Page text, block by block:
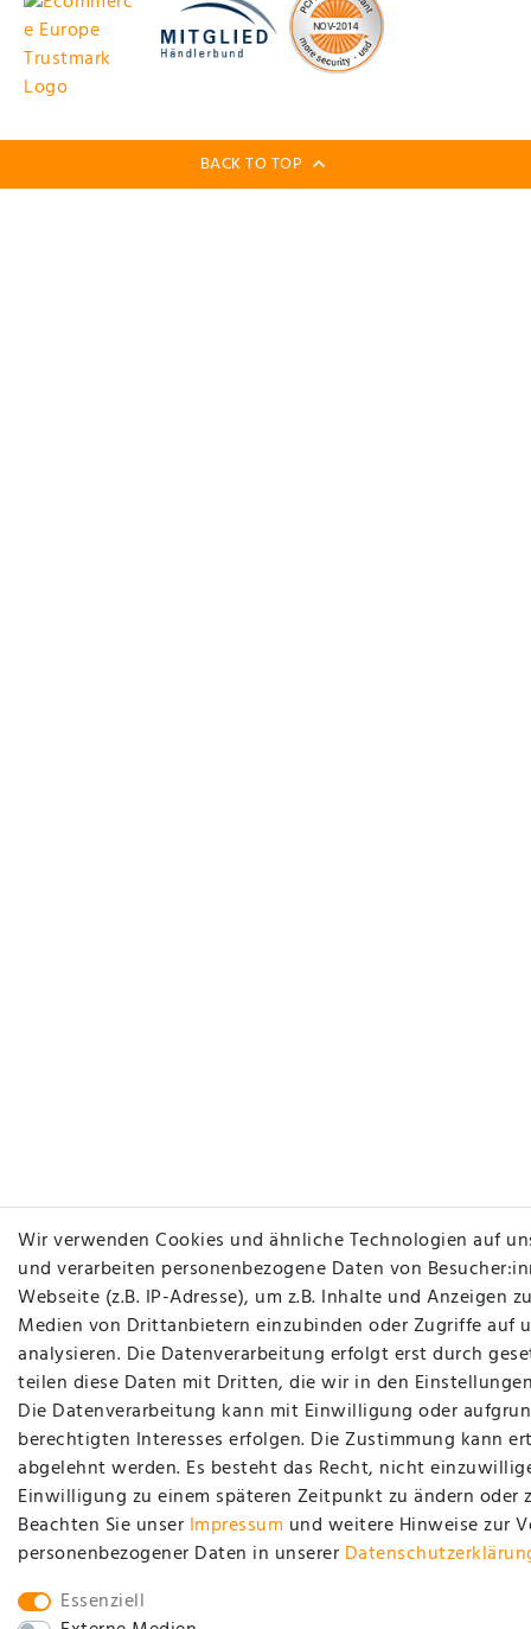
Wir verwenden Cookies und ähnliche Technologien auf
und verarbeiten personenbezogene Daten von
Webseite (z.B. IP-Adresse), um z.B. Inhalte und Anzeigen
Medien von Drittanbietern einzubinden oder Zugriffe auf
analysieren. Die Datenverarbeitung erfolgt erst durch
teilen diese Daten mit Dritten, die wir in den
Die Datenverarbeitung kann mit Einwilligung oder
berechtigten Interesses erfolgen. Die Zustimmung kann
abgelehnt werden. Es besteht das Recht, nicht
Einwilligung zu einem späteren Zeitpunkt zu ändern oder
Beachten Sie unser Impressum und weitere Hinweise zur
personenbezogener Daten in unserer
Essenziell
BACK TO TOP